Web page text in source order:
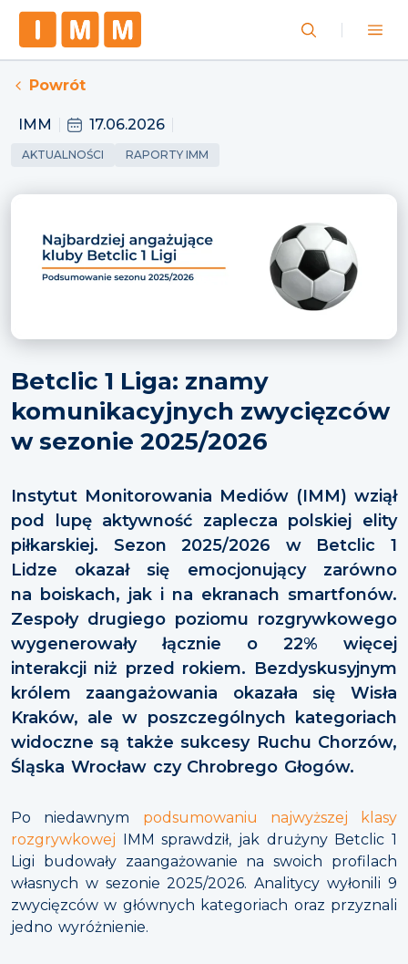
Powrót
IMM 17.06.2026
AKTUALNOŚCI RAPORTY IMM
Betclic 1 Liga: znamy
komunikacyjnych zwycięzców
w sezonie 2025/2026
Instytut Monitorowania Mediów (IMM) wziął
pod lupę aktywność zaplecza polskiej elity
piłkarskiej. Sezon 2025/2026 w Betclic 1
Lidze okazał się emocjonujący zarówno
na boiskach, jak i na ekranach smartfonów.
Zespoły drugiego poziomu rozgrywkowego
wygenerowały łącznie o 22% więcej
interakcji niż przed rokiem. Bezdyskusyjnym
królem zaangażowania okazała się Wisła
Kraków, ale w poszczególnych kategoriach
widoczne są także sukcesy Ruchu Chorzów,
Śląska Wrocław czy Chrobrego Głogów.
Po niedawnym podsumowaniu najwyższej klasy
rozgrywkowej IMM sprawdził, jak drużyny Betclic 1
Ligi budowały zaangażowanie na swoich profilach
własnych w sezonie 2025/2026. Analitycy wyłonili 9
zwycięzców w głównych kategoriach oraz przyznali
jedno wyróżnienie.